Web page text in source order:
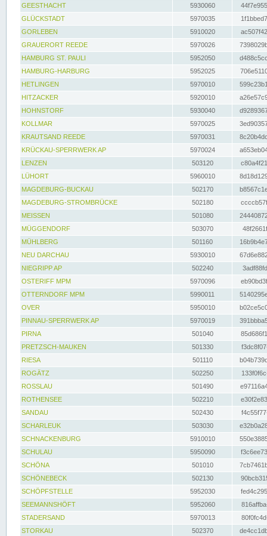
GEESTHACHT
5930060
GLÜCKSTADT
5970035
GORLEBEN
5910020
GRAUERORT REEDE
5970026
HAMBURG ST. PAULI
5952050
HAMBURG-HARBURG
5952025
HETLINGEN
5970010
HITZACKER
5920010
HOHNSTORF
5930040
KOLLMAR
5970025
KRAUTSAND REEDE
5970031
KRÜCKAU-SPERRWERK AP
5970024
LENZEN
503120
LÜHORT
5960010
MAGDEBURG-BUCKAU
502170
MAGDEBURG-STROMBRÜCKE
502180
MEISSEN
501080
MÜGGENDORF
503070
MÜHLBERG
501160
NEU DARCHAU
5930010
NIEGRIPP AP
502240
OSTERIFF MPM
5970096
OTTERNDORF MPM
5990011
OVER
5950010
PINNAU-SPERRWERK AP
5970019
PIRNA
501040
PRETZSCH-MAUKEN
501330
RIESA
501110
ROGÄTZ
502250
ROSSLAU
501490
ROTHENSEE
502210
SANDAU
502430
SCHARLEUK
503030
SCHNACKENBURG
5910010
SCHULAU
5950090
SCHÖNA
501010
SCHÖNEBECK
502130
SCHÖPFSTELLE
5952030
SEEMANNSHÖFT
5952060
STADERSAND
5970013
STORKAU
502370